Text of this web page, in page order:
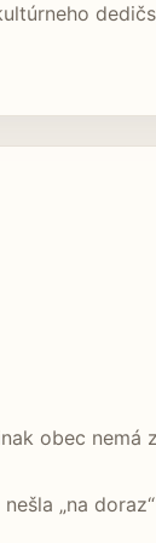
obec
„na